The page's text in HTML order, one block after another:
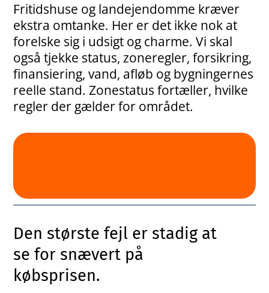
Fritidshuse og landejendomme kræver
ekstra omtanke. Her er det ikke nok at
forelske sig i udsigt og charme. Vi skal
også tjekke status, zoneregler, forsikring,
finansiering, vand, afløb og bygningernes
reelle stand. Zonestatus fortæller, hvilke
regler der gælder for området.
Den største fejl er stadig at
se for snævert på
købsprisen.